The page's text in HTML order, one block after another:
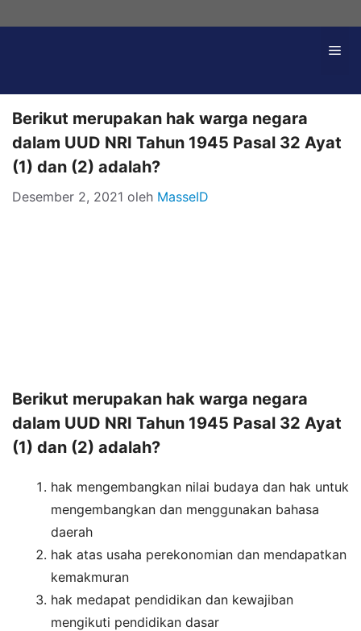
Berikut merupakan hak warga negara
dalam UUD NRI Tahun 1945 Pasal 32 Ayat
(1) dan (2) adalah?
Desember 2, 2021 oleh MasseID
Berikut merupakan hak warga negara
dalam UUD NRI Tahun 1945 Pasal 32 Ayat
(1) dan (2) adalah?
hak mengembangkan nilai budaya dan hak untuk
mengembangkan dan menggunakan bahasa
daerah
hak atas usaha perekonomian dan mendapatkan
kemakmuran
hak medapat pendidikan dan kewajiban
mengikuti pendidikan dasar